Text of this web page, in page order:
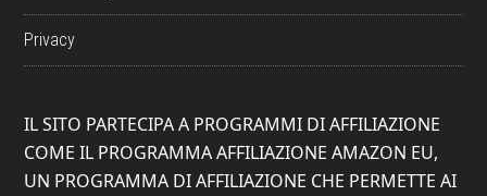
Privacy
IL SITO PARTECIPA A PROGRAMMI DI AFFILIAZIONE
COME IL PROGRAMMA AFFILIAZIONE AMAZON EU,
UN PROGRAMMA DI AFFILIAZIONE CHE PERMETTE AI